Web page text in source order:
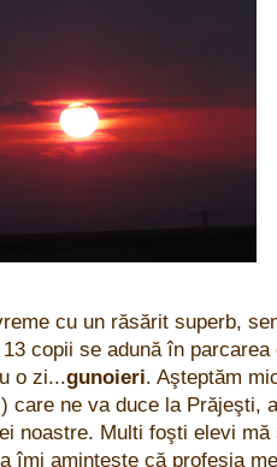
cu un răsărit superb,
copii se adună în
o zi...gunoieri. Aşteptăm
care ne va duce la Prăjeşti,
noastre. Multi foşti elevi
îmi aminteşte că profesia